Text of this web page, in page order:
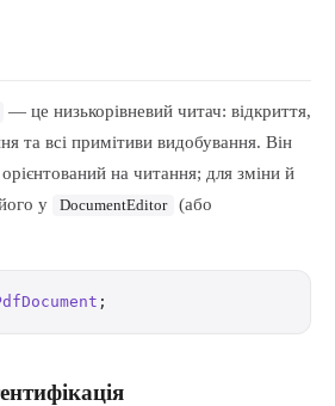
— це низькорівневий читач: відкриття,
та всі примітиви видобування. Він
на читання; для зміни й
у
DocumentEditor
(або
;